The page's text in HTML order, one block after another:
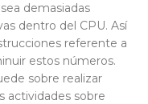
demasiadas
dentro del CPU. Así
referente a
estos números.
sobre realizar
actividades sobre